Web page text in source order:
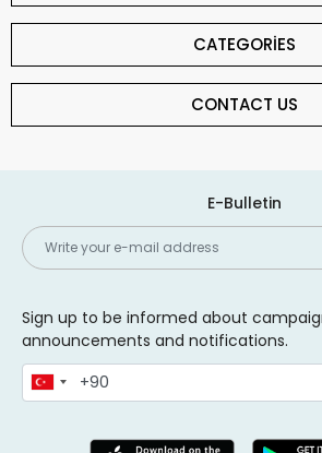
CATEGORİES
CONTACT US
E-Bulletin
Sign up to be informed about
announcements and notifications.